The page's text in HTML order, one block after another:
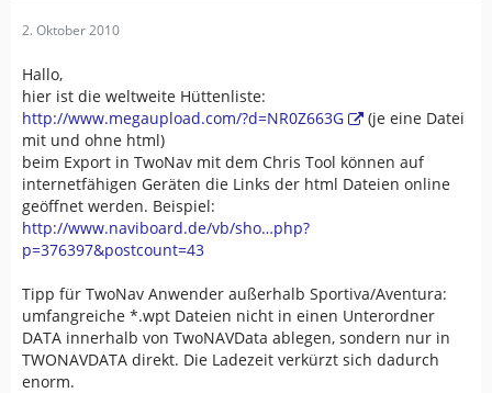
2. Oktober 2010
Hallo,
hier ist die weltweite Hüttenliste:
http://www.megaupload.com/?d=NR0Z663G
(je eine Datei
mit und ohne html)
beim Export in TwoNav mit dem Chris Tool können auf
internetfähigen Geräten die Links der html Dateien online
geöffnet werden. Beispiel:
http://www.naviboard.de/vb/sho…php?
p=376397&postcount=43
Tipp für TwoNav Anwender außerhalb Sportiva/Aventura:
umfangreiche *.wpt Dateien nicht in einen Unterordner
DATA innerhalb von TwoNAVData ablegen, sondern nur in
TWONAVDATA direkt. Die Ladezeit verkürzt sich dadurch
enorm.